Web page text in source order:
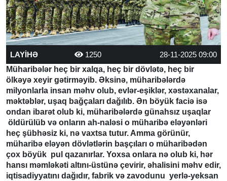
LAYİHƏ 1250
28-11-2025 09:00
Müharibələr heç bir xalqa, heç bir dövlətə, heç bir
ölkəyə xeyir gətirməyib. Əksinə, müharibələrdə
milyonlarla insan məhv olub, evlər-eşiklər, xəstəxanalar,
məktəblər, uşaq bağçaları dağılıb. Ən böyük faciə isə
ondan ibarət olub ki, müharibələrdə günahsız uşaqlar
öldürülüb və onların ah-naləsi o müharibə eləyənləri
heç şübhəsiz ki, nə vaxtsa tutur. Amma görünür,
müharibə eləyən dövlətlərin başçıları o müharibədən
çox böyük pul qazanırlar. Yoxsa onlara nə olub ki, hər
hansı məmləkəti altını-üstünə çevirir, əhalisini məhv edir,
iqtisadiyyatını dağıdır, fabrik və zavodunu yerlə-yeksan